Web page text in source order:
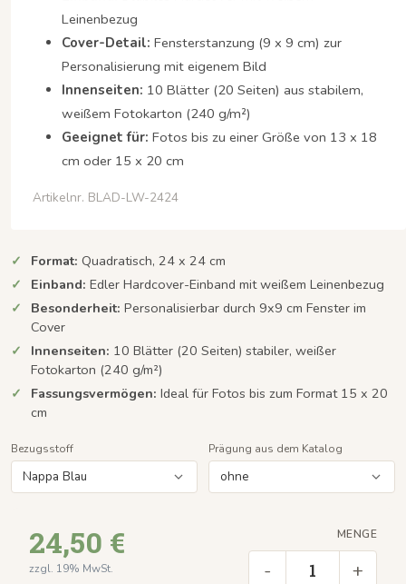
Leinenbezug
Cover-Detail: Fensterstanzung (9 x 9 cm) zur
Personalisierung mit eigenem Bild
Innenseiten: 10 Blätter (20 Seiten) aus stabilem,
weißem Fotokarton (240 g/m²)
Geeignet für: Fotos bis zu einer Größe von 13 x 18
cm oder 15 x 20 cm
Artikelnr. BLAD-LW-2424
Format: Quadratisch, 24 x 24 cm
Einband: Edler Hardcover-Einband mit weißem Leinenbezug
Besonderheit: Personalisierbar durch 9x9 cm Fenster im
Cover
Innenseiten: 10 Blätter (20 Seiten) stabiler, weißer
Fotokarton (240 g/m²)
Fassungsvermögen: Ideal für Fotos bis zum Format 15 x 20
cm
Bezugsstoff Prägung aus dem Katalog
24,50 €
zzgl. 19% MwSt.
MENGE
- +